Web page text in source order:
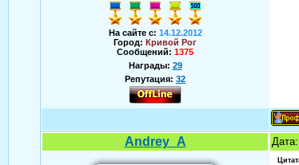
На сайте с: 14.12.2012
Город: Кривой Рог
Сообщений: 1375
Награды: 29
Репутация: 32
Andrey_A